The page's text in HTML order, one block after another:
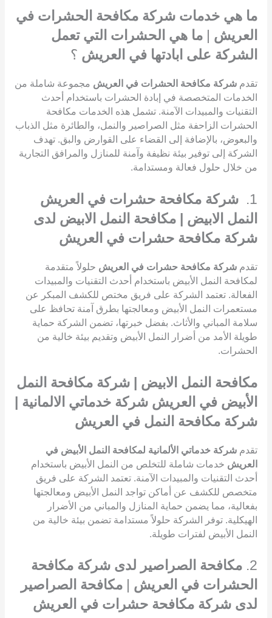
ما هي خدمات شركة مكافحة الحشرات في
العريش | ما هي الحشرات التي تعمل
الشركة على ابادتها في العريش ؟
تقدم شركة مكافحة الحشرات في العريش مجموعة شاملة من
الخدمات المتخصصة في إبادة الحشرات باستخدام أحدث
التقنيات والمبيدات الآمنة. تشمل هذه الخدمات مكافحة
الحشرات الزاحفة مثل الصراصير والنمل، والطائرة مثل الذباب
والبعوض، بالإضافة إلى القضاء على القوارض والبق. تهدف
الشركة إلى توفير بيئة نظيفة وآمنة للمنازل والمرافق التجارية
من خلال حلول فعالة ومستدامة.
1.
شركة مكافحة حشرات في العريش
النمل الابيض | مكافحة النمل الابيض لدى
شركة مكافحة حشرات في العريش
تقدم شركة مكافحة حشرات في العريش حلولاً متقدمة
لمكافحة النمل الأبيض باستخدام أحدث التقنيات والمبيدات
الفعالة. تعتمد الشركة على فريق مختص للكشف المبكر عن
مستعمرات النمل الأبيض ومعالجتها بطرق آمنة تحافظ على
سلامة المباني والأثاث. بفضل خبرتها، تضمن الشركة حماية
طويلة الأمد من أضرار النمل الأبيض وتقديم بيئة خالية من
الحشرات.
مكافحة النمل الابيض | شركة مكافحة النمل
الأبيض في العريش شركة خدماتي الالمانية |
شركة مكافحة النمل في العريش
تقدم شركة خدماتي الألمانية لمكافحة النمل الأبيض في
العريش خدمات شاملة للتخلص من النمل الأبيض باستخدام
أحدث التقنيات والمبيدات الآمنة. تعتمد الشركة على فريق
متخصص للكشف عن أماكن تواجد النمل الأبيض ومعالجتها
بفعالية، مما يضمن حماية المنازل والمباني من الأضرار
الهيكلية. توفر الشركة حلولاً مستدامة تضمن بيئة خالية من
النمل الأبيض لفترات طويلة.
2. مكافحة الصراصير لدى شركة مكافحة
الحشرات في العريش
مكافحة الصراصير
لدى شركة مكافحة حشرات في العريش